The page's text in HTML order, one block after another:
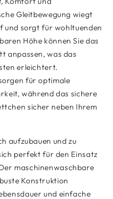
Gleitbewegung wiegt
und sorgt für wohltuenden
Höhe können Sie das
anpassen, was das
erleichtert.
für optimale
während das sichere
sicher neben Ihrem
aufzubauen und zu
perfekt für den Einsatz
maschinenwaschbare
Konstruktion
und einfache